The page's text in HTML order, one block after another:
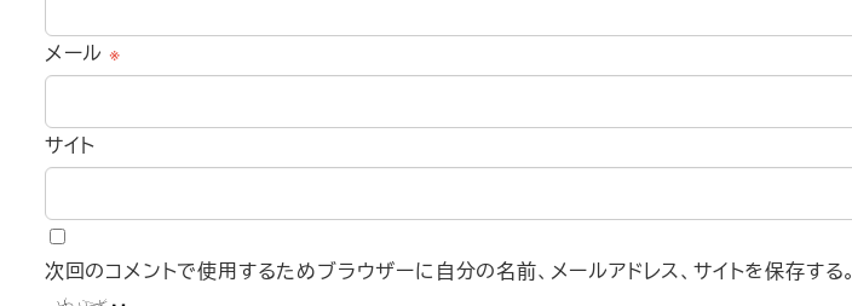
メール ※
サイト
次回のコメントで使用するためブラウザーに自分の名前、メールアドレス、サイトを保存する。